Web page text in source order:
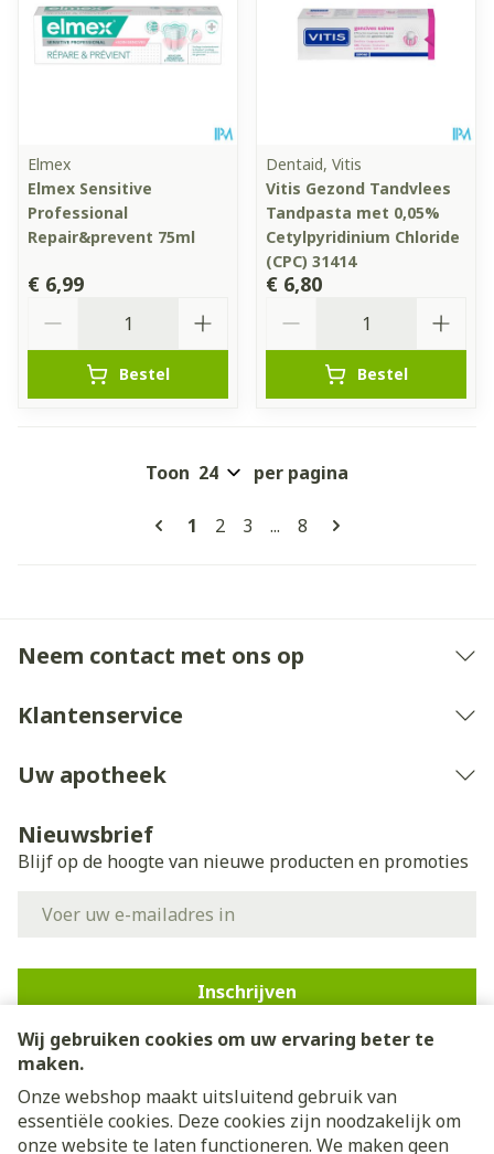
Wij gebruiken cookies om uw ervaring beter te
maken.
Onze webshop maakt uitsluitend gebruik van
essentiële cookies. Deze cookies zijn noodzakelijk om
onze website te laten functioneren. We maken geen
Elmex
Elmex Sensitive
Professional
Repair&prevent 75ml
€ 6,99
Bestel
Dentaid, Vitis
Vitis Gezond Tandvlees
Tandpasta met 0,05%
Cetylpyridinium Chloride
(CPC) 31414
€ 6,80
Bestel
Pagina's
U lees momenteel pagina
1 Pagina
2 Pagina
3 ... Pagina
8
Toon per pagina
Neem contact met ons op
Klantenservice
Uw apotheek
Nieuwsbrief
Blijf op de hoogte van nieuwe producten en promoties
Inschrijven
Door op inschrijven te klikken, schrijft u zich in voor onze
nieuwsbrief en gaat u akkoord met onze